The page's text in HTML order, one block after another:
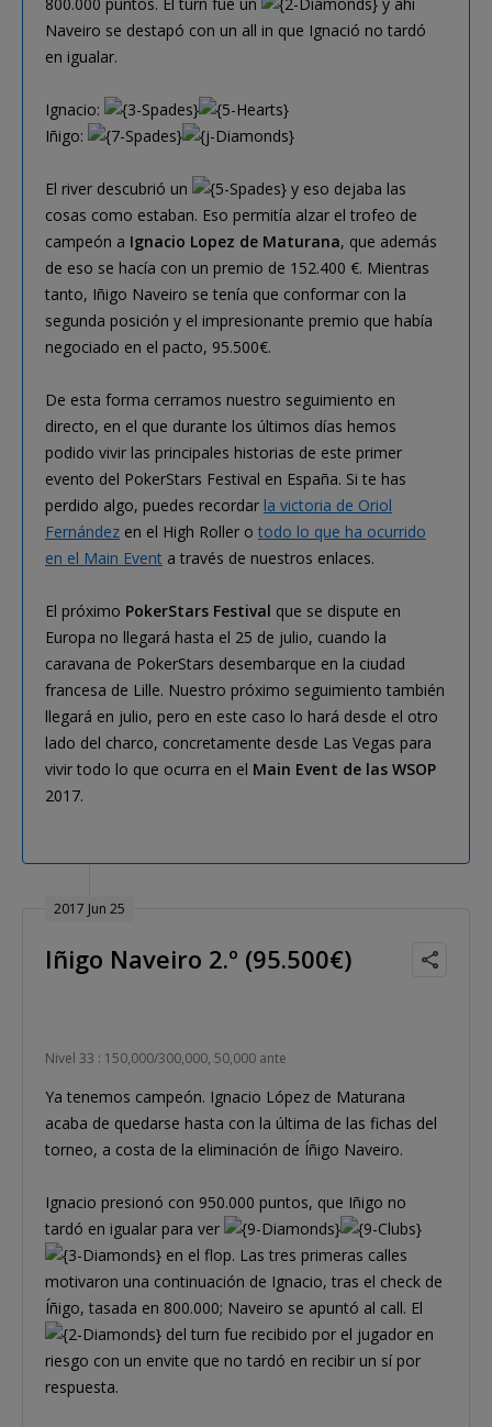
Naveiro se destapó con un all in que Ignació no tardó
en igualar.
Ignacio:
Iñigo:
El river descubrió un
y eso dejaba las
cosas como estaban. Eso permitía alzar el trofeo de
campeón a Ignacio Lopez de Maturana, que además
de eso se hacía con un premio de 152.400 €. Mientras
tanto, Iñigo Naveiro se tenía que conformar con la
segunda posición y el impresionante premio que había
negociado en el pacto, 95.500€.
De esta forma cerramos nuestro seguimiento en
directo, en el que durante los últimos días hemos
podido vivir las principales historias de este primer
evento del PokerStars Festival en España. Si te has
perdido algo, puedes recordar la victoria de Oriol
Fernández en el High Roller o todo lo que ha ocurrido
en el Main Event a través de nuestros enlaces.
El próximo PokerStars Festival que se dispute en
Europa no llegará hasta el 25 de julio, cuando la
caravana de PokerStars desembarque en la ciudad
francesa de Lille. Nuestro próximo seguimiento también
llegará en julio, pero en este caso lo hará desde el otro
lado del charco, concretamente desde Las Vegas para
vivir todo lo que ocurra en el Main Event de las WSOP
2017.
2017 Jun 25
Iñigo Naveiro 2.º (95.500€)
Nivel 33 : 150,000/300,000, 50,000 ante
Ya tenemos campeón. Ignacio López de Maturana
acaba de quedarse hasta con la última de las fichas del
torneo, a costa de la eliminación de Íñigo Naveiro.
Ignacio presionó con 950.000 puntos, que Iñigo no
tardó en igualar para ver
en el flop. Las tres primeras calles
motivaron una continuación de Ignacio, tras el check de
Íñigo, tasada en 800.000; Naveiro se apuntó al call. El
del turn fue recibido por el jugador en
riesgo con un envite que no tardó en recibir un sí por
respuesta.